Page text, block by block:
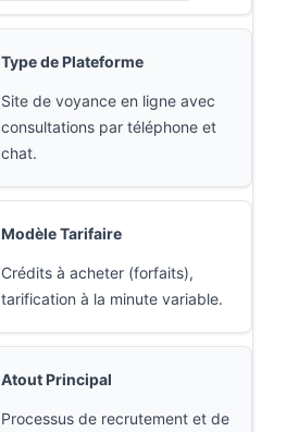
Type de Plateforme
Site de voyance en ligne avec
consultations par téléphone et
chat.
Modèle Tarifaire
Crédits à acheter (forfaits),
tarification à la minute variable.
Atout Principal
Processus de recrutement et de